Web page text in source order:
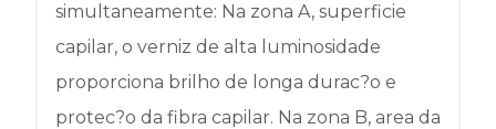
simultaneamente: Na zona A, superficie
capilar, o verniz de alta luminosidade
proporciona brilho de longa durac?o e
protec?o da fibra capilar. Na zona B, area da